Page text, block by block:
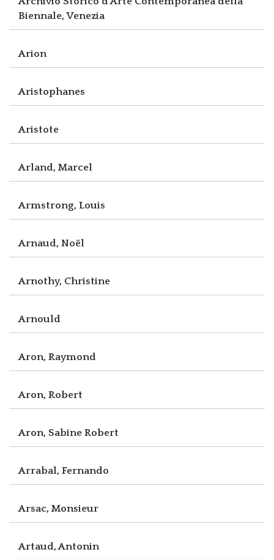
Biennale, Venezia
Arion
Aristophanes
Aristote
Arland, Marcel
Armstrong, Louis
Arnaud, Noël
Arnothy, Christine
Arnould
Aron, Raymond
Aron, Robert
Aron, Sabine Robert
Arrabal, Fernando
Arsac, Monsieur
Artaud, Antonin